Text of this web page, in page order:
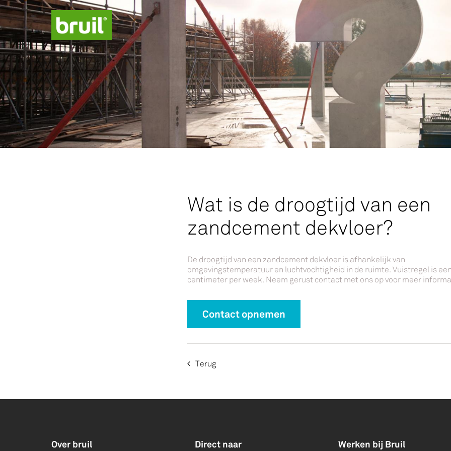
Productgroepen
Contact
Over ons
Missie Groen
Service
Werken
Silo-
Wat is de droogtijd van een
zandcement dekvloer?
De droogtijd van een zandcement dekvloer is afhankelijk van
omgevingstemperatuur en luchtvochtigheid in de ruimte. Vuistregel is een
centimeter per week. Neem gerust contact met ons op voor meer
Contact opnemen
Terug
Over bruil Direct naar Werken bij Bruil